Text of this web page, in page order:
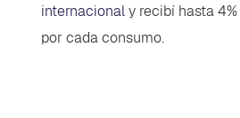
internacionaly recibí hasta
por cada consumo.